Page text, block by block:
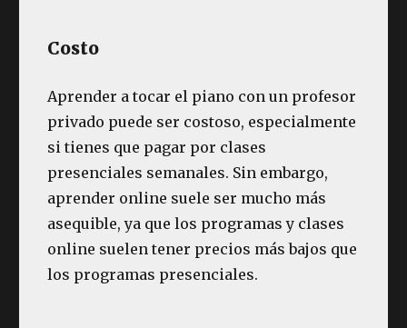
Costo
Aprender a tocar el piano con un profesor
privado puede ser costoso, especialmente
si tienes que pagar por clases
presenciales semanales. Sin embargo,
aprender online suele ser mucho más
asequible, ya que los programas y clases
online suelen tener precios más bajos que
los programas presenciales.